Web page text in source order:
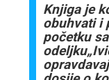
Knjiga je
obuhvati i
početku